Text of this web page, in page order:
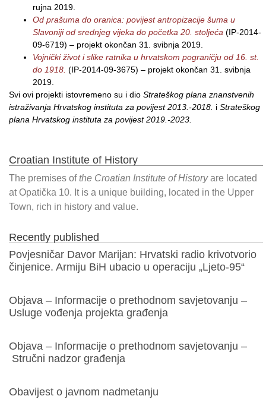
rujna 2019.
Od prašuma do oranica: povijest antropizacije šuma u
Slavoniji od srednjeg vijeka do početka 20. stoljeća (IP-2014-
09-6719) – projekt okončan 31. svibnja 2019.
Vojnički život i slike ratnika u hrvatskom pograničju od 16. st.
do 1918. (IP-2014-09-3675) – projekt okončan 31. svibnja
2019.
Svi ovi projekti istovremeno su i dio Strateškog plana znanstvenih
istraživanja Hrvatskog instituta za povijest 2013.-2018. i Strateškog
plana Hrvatskog instituta za povijest 2019.-2023.
Croatian Institute of History
The premises ofthe Croatian Institute of Historyare located
at Opatička 10. It is a unique building, located in the Upper
Town, rich in history and value.
Recently published
Povjesničar Davor Marijan: Hrvatski radio krivotvorio
činjenice. Armiju BiH ubacio u operaciju „Ljeto-95“
Objava – Informacije o prethodnom savjetovanju –
Usluge vođenja projekta građenja
Objava – Informacije o prethodnom savjetovanju –
Stručni nadzor građenja
Obavijest o javnom nadmetanju